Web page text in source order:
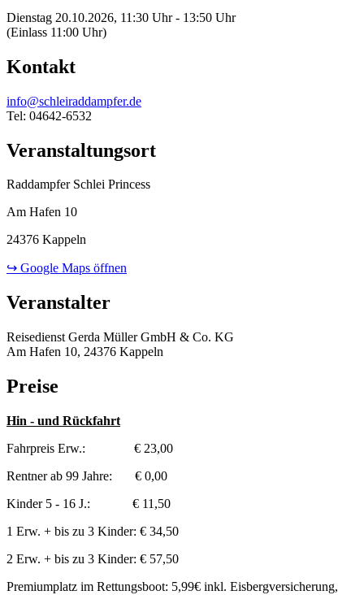
Dienstag 20.10.2026, 11:30 Uhr - 13:50 Uhr
(Einlass 11:00 Uhr)
Kontakt
info@schleiraddampfer.de
Tel: 04642-6532
Veranstaltungsort
Raddampfer Schlei Princess
Am Hafen 10
24376 Kappeln
↪ Google Maps öffnen
Veranstalter
Reisedienst Gerda Müller GmbH & Co. KG
Am Hafen 10, 24376 Kappeln
Preise
Hin - und Rückfahrt
Fahrpreis Erw.: € 23,00
Rentner ab 99 Jahre: € 0,00
Kinder 5 - 16 J.: € 11,50
1 Erw. + bis zu 3 Kinder: € 34,50
2 Erw. + bis zu 3 Kinder: € 57,50
Premiumplatz im Rettungsboot: 5,99€ inkl. Eisbergversicherung,